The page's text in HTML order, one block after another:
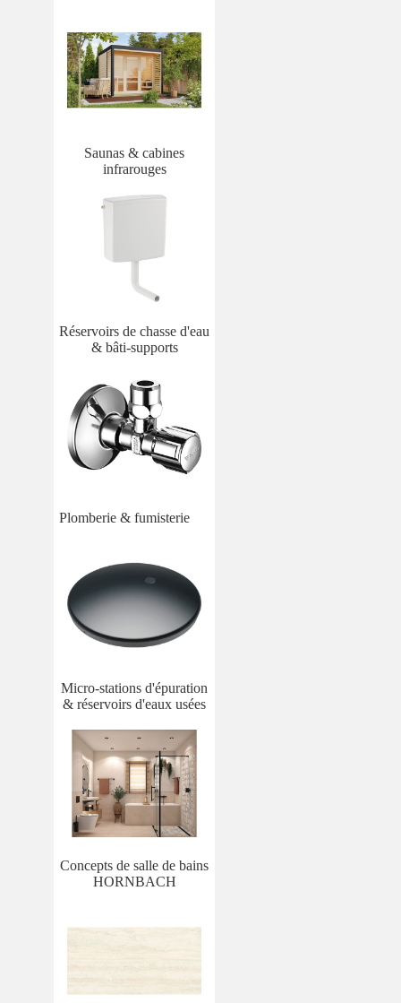
Saunas & cabines
infrarouges
Réservoirs de chasse d'eau
& bâti-supports
Plomberie & fumisterie
Micro-stations d'épuration
& réservoirs d'eaux usées
Concepts de salle de bains
HORNBACH